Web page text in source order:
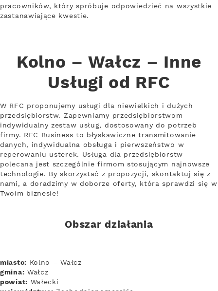
pracowników, który spróbuje odpowiedzieć na wszystkie
zastanawiające kwestie.
Kolno – Wałcz – Inne
Usługi od RFC
W RFC proponujemy usługi dla niewielkich i dużych
przedsiębiorstw. Zapewniamy przedsiębiorstwom
indywidualny zestaw usług, dostosowany do potrzeb
firmy. RFC Business to błyskawiczne transmitowanie
danych, indywidualna obsługa i pierwszeństwo w
reperowaniu usterek. Usługa dla przedsiębiorstw
polecana jest szczególnie firmom stosującym najnowsze
technologie. By skorzystać z propozycji, skontaktuj się z
nami, a doradzimy w doborze oferty, która sprawdzi się w
Twoim biznesie!
Obszar działania
miasto: Kolno – Wałcz
gmina: Wałcz
powiat: Wałecki